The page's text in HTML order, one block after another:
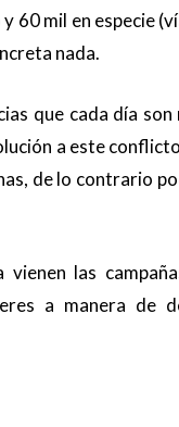
60 mil en especie
nada.
que cada día
a este
de lo contrario
las
a manera de